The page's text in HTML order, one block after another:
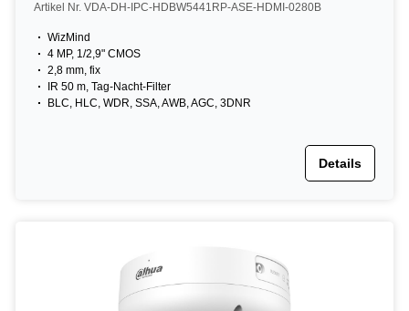
Artikel Nr. VDA-DH-IPC-HDBW5441RP-ASE-HDMI-0280B
WizMind
4 MP, 1/2,9" CMOS
2,8 mm, fix
IR 50 m, Tag-Nacht-Filter
BLC, HLC, WDR, SSA, AWB, AGC, 3DNR
Details